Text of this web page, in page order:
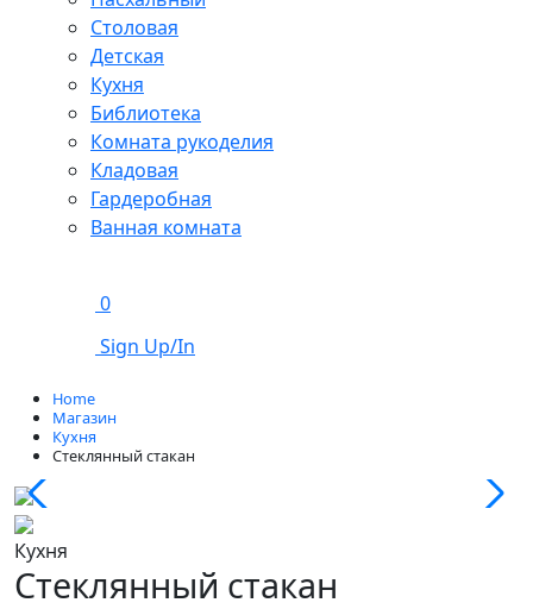
Столовая
Детская
Кухня
Библиотека
Комната рукоделия
Кладовая
Гардеробная
Ванная комната
0
Sign Up/In
Home
Магазин
Кухня
Стеклянный стакан
Кухня
Стеклянный стакан